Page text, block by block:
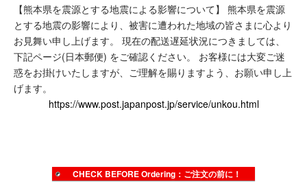
true
【熊本県を震源とする地震による影響について】 熊本県を震源
とする地震の影響により、被害に遭われた地域の皆さまに心より
お見舞い申し上げます。
現在の配送遅延状況につきましては、
下記ページ(日本郵便) をご確認ください。
お客様には大変ご迷
惑をお掛けいたしますが、ご理解を賜りますよう、お願い申し上
げます。
https://www.post.japanpost.jp/service/unkou.html
CHECK BEFORE Ordering：ご注文の前に！